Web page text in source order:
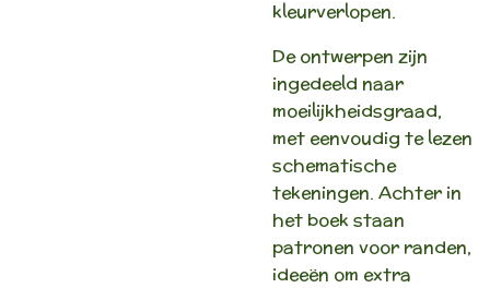
kleurverlopen.
De ontwerpen zijn
ingedeeld naar
moeilijkheidsgraad,
met eenvoudig te lezen
schematische
tekeningen. Achter in
het boek staan
patronen voor randen,
ideeën om extra